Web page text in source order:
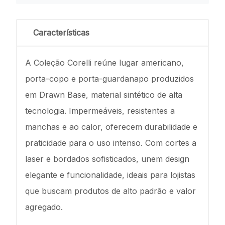
Características
A Coleção Corelli reúne lugar americano,
porta-copo e porta-guardanapo produzidos
em Drawn Base, material sintético de alta
tecnologia. Impermeáveis, resistentes a
manchas e ao calor, oferecem durabilidade e
praticidade para o uso intenso. Com cortes a
laser e bordados sofisticados, unem design
elegante e funcionalidade, ideais para lojistas
que buscam produtos de alto padrão e valor
agregado.